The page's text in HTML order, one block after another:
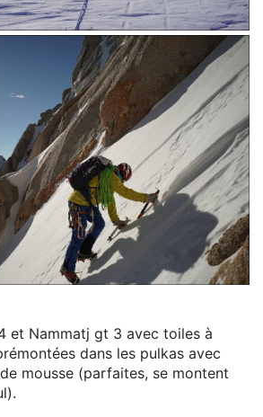
et Nammatj gt 3 avec toiles à
dans les pulkas avec
mousse (parfaites, se montent